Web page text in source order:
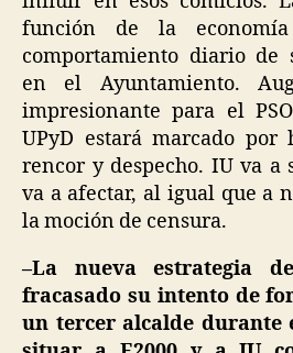
función de la
comportamiento diario de
en el Ayuntamiento.
impresionante para el
UPyD estará marcado por
rencor y despecho. IU va a
va a afectar, al igual que a
la moción de censura.
–La nueva estrategia
fracasado su intento de
un tercer alcalde durante